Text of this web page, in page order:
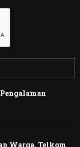
Warga, Telkom